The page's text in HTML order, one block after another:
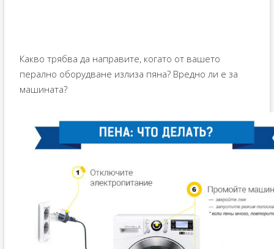
Какво трябва да направите, когато от вашето
перално оборудване излиза пяна? Вредно ли е за
машината?